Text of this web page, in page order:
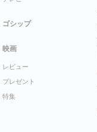
ゴシップ
映画
レビュー
プレゼント
特集